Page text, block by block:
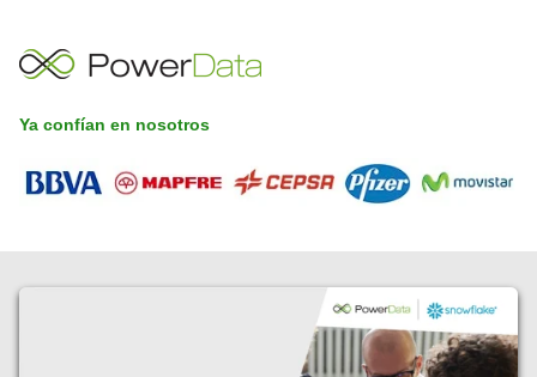
Ya confían en nosotros